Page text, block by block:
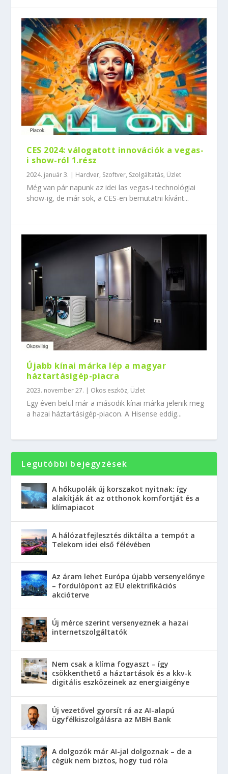
CES 2024: válogatott innovációk a vegas-
i show-ról 1.rész
2024. január 3. | Hardver, Szoftver, Szolgáltatás, Üzlet
Még van pár napunk az idei las vegas-i technológiai
show-ig, de már sok, a CES-en bemutatni kívánt...
Újabb kínai márka lép a magyar
háztartásigép-piacra
2023. november 27. | Okos eszköz, Üzlet
Egy éven belül már a második kínai márka jelenik meg
a hazai háztartásigép-piacon. A Hisense eddig...
Legutóbbi bejegyzések
A hőkupolák új korszakot nyitnak: így
alakítják át az otthonok komfortját és a
klímapiacot
A hálózatfejlesztés diktálta a tempót a
Telekom idei első félévében
Az áram lehet Európa újabb versenyelőnye
– fordulópont az EU elektrifikációs
akcióterve
Új mérce szerint versenyeznek a hazai
internetszolgáltatók
Nem csak a klíma fogyaszt – így
csökkenthető a háztartások és a kkv-k
digitális eszközeinek az energiaigénye
Új vezetővel gyorsít rá az AI-alapú
ügyfélkiszolgálásra az MBH Bank
A dolgozók már AI-jal dolgoznak – de a
cégük nem biztos, hogy tud róla